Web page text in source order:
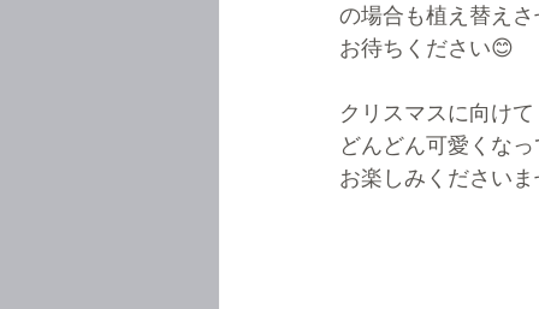
の場合も植え替え
お待ちください😊
クリスマスに向けて
どんどん可愛くな
お楽しみください